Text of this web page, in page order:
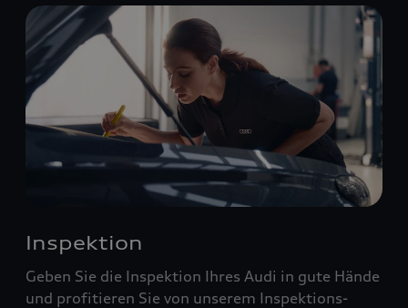
Inspektion
Geben Sie die Inspektion Ihres Audi in gute Hände
und profitieren Sie von unserem Inspektions-